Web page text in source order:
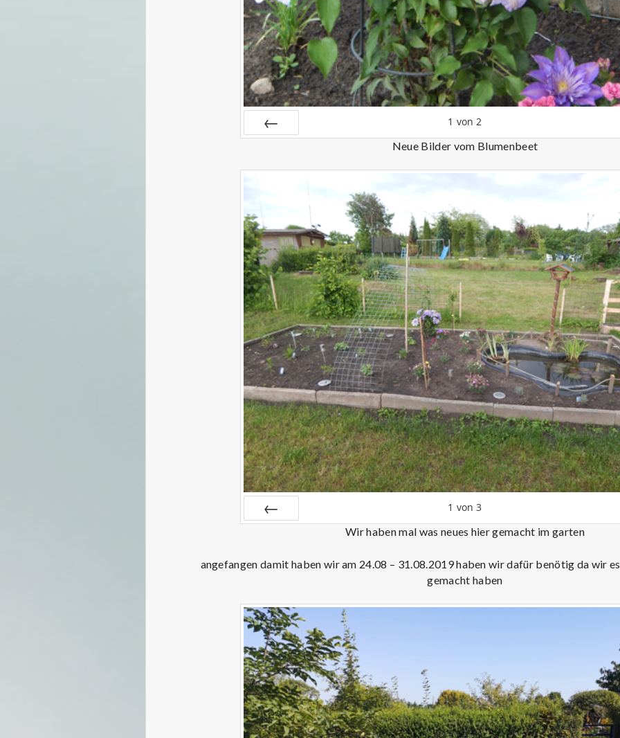
1 von 2
Neue Bilder vom Blumenbeet
1 von 3
Wir haben mal was neues hier gemacht im garten
angefangen damit haben wir am 24.08 – 31.08.2019 haben wir dafür benötig da wir
gemacht haben